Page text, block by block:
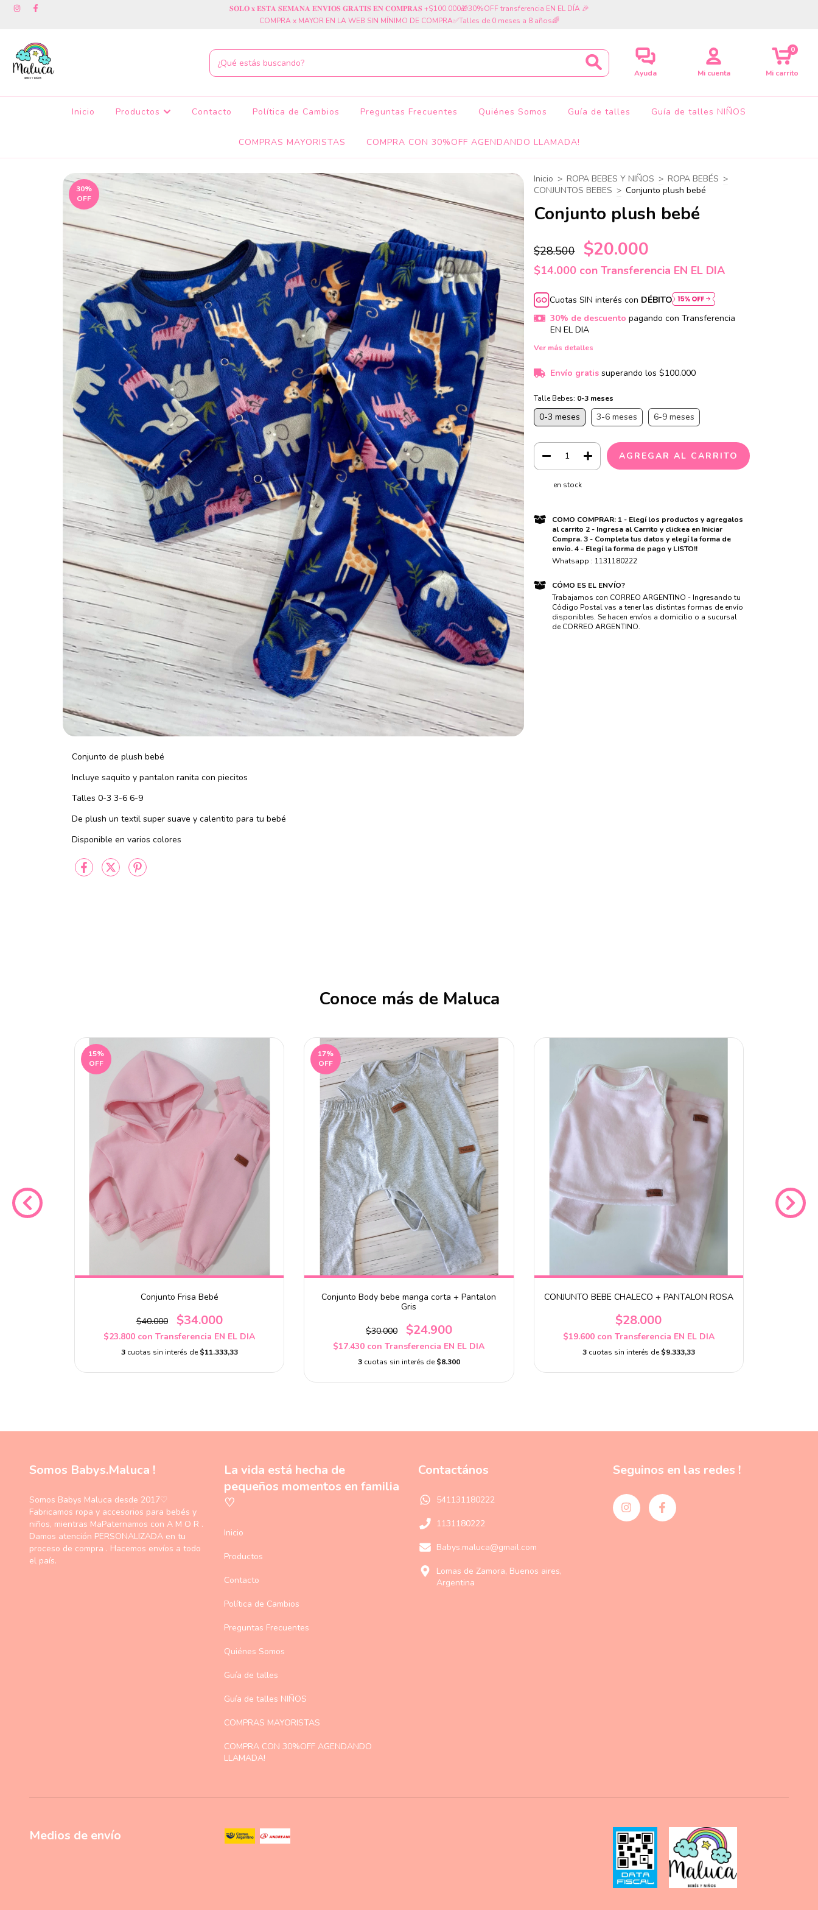
𝐒𝐎𝐋𝐎 𝐱 𝐄𝐒𝐓𝐀 𝐒𝐄𝐌𝐀𝐍𝐀 𝐄𝐍𝐕𝐈𝐎𝐒 𝐆𝐑𝐀𝐓𝐈𝐒 𝐄𝐍 𝐂𝐎𝐌𝐏𝐑𝐀𝐒 +$100.000🎁30%OFF transferencia EN EL DÍA 🎉
COMPRA x MAYOR EN LA WEB SIN MÍNIMO DE COMPRA✅Talles de 0 meses a 8 años🌈
Ayuda Mi cuenta Mi carrito
0
Inicio Productos Contacto Política de Cambios Preguntas Frecuentes Quiénes Somos Guía de talles Guía de talles NIÑOS
COMPRAS MAYORISTAS COMPRA CON 30%OFF AGENDANDO LLAMADA!
30%
OFF
Conjunto de plush bebé
Incluye saquito y pantalon ranita con piecitos
Talles 0-3 3-6 6-9
De plush un textil super suave y calentito para tu bebé
Disponible en varios colores
Inicio > ROPA BEBES Y NIÑOS > ROPA BEBÉS >
CONJUNTOS BEBES > Conjunto plush bebé
Conjunto plush bebé
$28.500 $20.000
$14.000 con Transferencia EN EL DIA
Cuotas SIN interés con DÉBITO
30% de descuento pagando con Transferencia
EN EL DIA
Ver más detalles
Envío gratis superando los $100.000
Talle Bebes: 0-3 meses
0-3 meses 3-6 meses 6-9 meses
en stock
COMO COMPRAR: 1 - Elegí los productos y agregalos
al carrito 2 - Ingresa al Carrito y clickea en Iniciar
Compra. 3 - Completa tus datos y elegí la forma de
envío. 4 - Elegí la forma de pago y LISTO!!
Whatsapp : 1131180222
CÓMO ES EL ENVÍO?
Trabajamos con CORREO ARGENTINO - Ingresando tu
Código Postal vas a tener las distintas formas de envío
disponibles. Se hacen envíos a domicilio o a sucursal
de CORREO ARGENTINO.
Conoce más de Maluca
15%
OFF
Conjunto Frisa Bebé
$40.000 $34.000
$23.800 con Transferencia EN EL DIA
3 cuotas sin interés de$11.333,33
17%
OFF
Conjunto Body bebe manga corta + Pantalon
Gris
$30.000 $24.900
$17.430 con Transferencia EN EL DIA
3 cuotas sin interés de$8.300
CONJUNTO BEBE CHALECO + PANTALON ROSA
$28.000
$19.600 con Transferencia EN EL DIA
3 cuotas sin interés de$9.333,33
Somos Babys.Maluca !
Somos Babys Maluca desde 2017♡
Fabricamos ropa y accesorios para bebés y
niños, mientras MaPaternamos con A M O R .
Damos atención PERSONALIZADA en tu
proceso de compra . Hacemos envíos a todo
el país.
La vida está hecha de
pequeños momentos en familia
♡
Inicio
Productos
Contacto
Política de Cambios
Preguntas Frecuentes
Quiénes Somos
Guía de talles
Guía de talles NIÑOS
COMPRAS MAYORISTAS
COMPRA CON 30%OFF AGENDANDO
LLAMADA!
Contactános
541131180222
1131180222
Babys.maluca@gmail.com
Lomas de Zamora, Buenos aires,
Argentina
Seguinos en las redes !
Medios de envío